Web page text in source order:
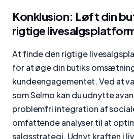
Konklusion: Løft din
rigtige
At finde den rigtige
for at øge din butiks
kundeengagementet. Ved at
som Selmo kan du udnytte
problemfri integration af
omfattende analyser til at
salgsstrategi. Udnyt kraften i